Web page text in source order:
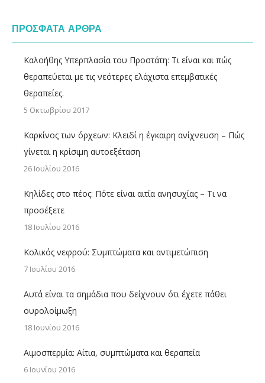
ΠΡΟΣΦΑΤΑ ΑΡΘΡΑ
Καλοήθης Υπερπλασία του Προστάτη: Τι είναι και πώς
θεραπεύεται με τις νεότερες ελάχιστα επεμβατικές
θεραπείες.
5 Οκτωβρίου 2017
Καρκίνος των όρχεων: Κλειδί η έγκαιρη ανίχνευση – Πώς
γίνεται η κρίσιμη αυτοεξέταση
26 Ιουλίου 2016
Κηλίδες στο πέος: Πότε είναι αιτία ανησυχίας – Τι να
προσέξετε
18 Ιουλίου 2016
Κολικός νεφρού: Συμπτώματα και αντιμετώπιση
7 Ιουλίου 2016
Αυτά είναι τα σημάδια που δείχνουν ότι έχετε πάθει
ουρολοίμωξη
18 Ιουνίου 2016
Αιμοσπερμία: Αίτια, συμπτώματα και θεραπεία
6 Ιουνίου 2016